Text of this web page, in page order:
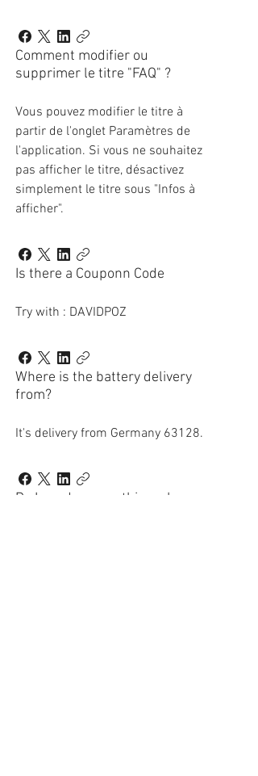
Comment modifier ou
supprimer le titre "FAQ" ?
Vous pouvez modifier le titre à
partir de l'onglet Paramètres de
l'application. Si vous ne souhaitez
pas afficher le titre, désactivez
simplement le titre sous "Infos à
afficher".
Is there a Couponn Code
Try with : DAVIDPOZ
Where is the battery delivery
from?
It's delivery from Germany 63128.
Do I need pay anything when we